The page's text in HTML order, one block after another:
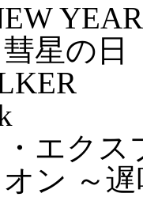
YEAR
星の日
エクス
ン ～